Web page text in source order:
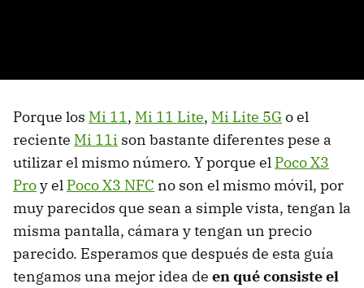
Porque los Mi 11, Mi 11 Lite, Mi Lite 5Go el
reciente Mi 11i son bastante diferentes pese a
utilizar el mismo número. Y porque el Poco X3
Proy el Poco X3 NFC no son el mismo móvil, por
muy parecidos que sean a simple vista, tengan la
misma pantalla, cámara y tengan un precio
parecido. Esperamos que después de esta guía
tengamos una mejor idea de en qué consiste el